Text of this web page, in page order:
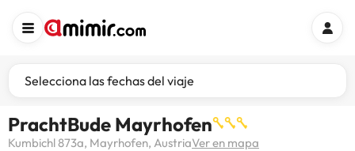
Selecciona las fechas del viaje
PrachtBude Mayrhofen
Kumbichl 873a, Mayrhofen, AustriaVer en mapa